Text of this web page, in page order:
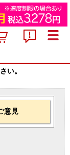
い。
意見